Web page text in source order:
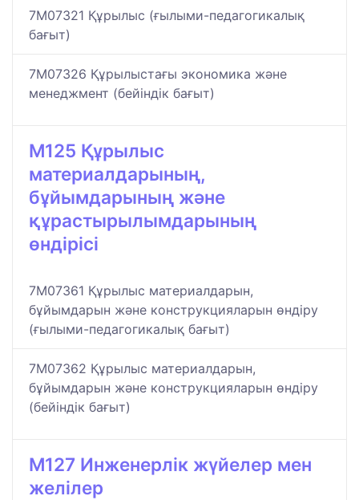
7M07321 Құрылыс (ғылыми-педагогикалық
бағыт)
7M07326 Құрылыстағы экономика және
менеджмент (бейіндік бағыт)
M125 Құрылыс
материалдарының,
бұйымдарының және
құрастырылымдарының
өндірісі
7M07361 Құрылыс материалдарын,
бұйымдарын және конструкцияларын өндіру
(ғылыми-педагогикалық бағыт)
7M07362 Құрылыс материалдарын,
бұйымдарын және конструкцияларын өндіру
(бейіндік бағыт)
M127 Инженерлік жүйелер мен
желілер